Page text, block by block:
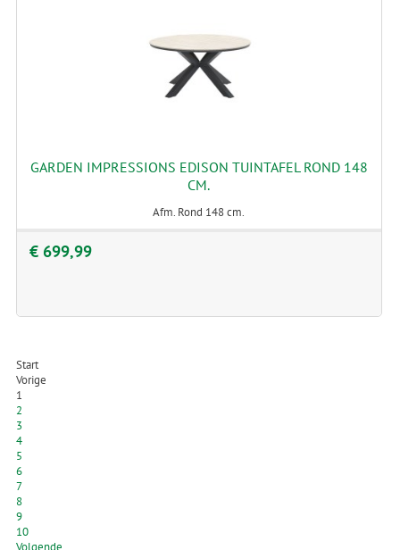
GARDEN IMPRESSIONS EDISON TUINTAFEL ROND 148
CM.
Afm. Rond 148 cm.
€ 699,99
Start
Vorige
1
2
3
4
5
6
7
8
9
10